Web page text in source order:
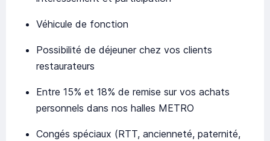
Véhicule de fonction
Possibilité de déjeuner chez vos clients
restaurateurs
Entre 15% et 18% de remise sur vos achats
personnels dans nos halles METRO
Congés spéciaux (RTT, ancienneté, paternité,